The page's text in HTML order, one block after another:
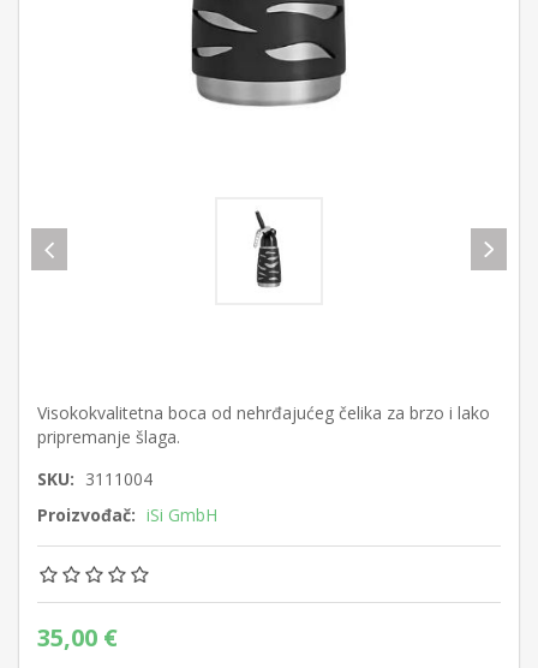
Visokokvalitetna boca od nehrđajućeg čelika za brzo i lako
pripremanje šlaga.
SKU: 3111004
Proizvođač: iSi GmbH
35,00 €